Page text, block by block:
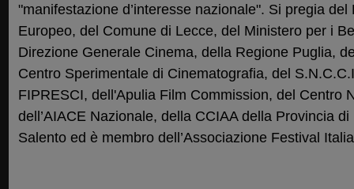
"manifestazione d’interesse nazionale". Si pregia
Europeo, del Comune di Lecce, del Ministero per i
Direzione Generale Cinema, della Regione Puglia,
Centro Sperimentale di Cinematografia, del
FIPRESCI, dell'Apulia Film Commission, del Centro
dell’AIACE Nazionale, della CCIAA della Provincia
Salento ed è membro dell’Associazione Festival